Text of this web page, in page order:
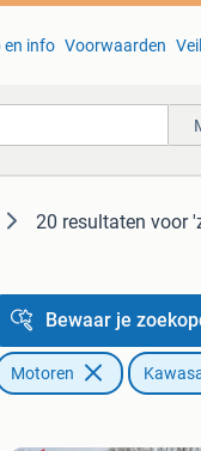
en info Voorwaarden
20 resultaten voor
Bewaar je
Motoren